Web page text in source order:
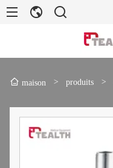
maison > produits >